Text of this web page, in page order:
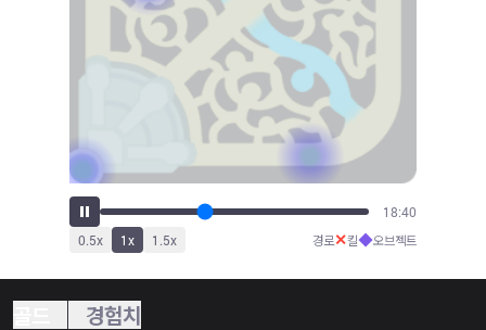
20:38
0.5x 1x 1.5x 경로✕킬◆오브젝트
경험치